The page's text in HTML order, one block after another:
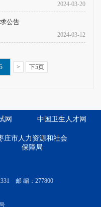
2024-03-20
公告
2024-03-12
> 下5页
网 中国卫生人才网
庄市人力资源和社会
保障局
邮 编：277800